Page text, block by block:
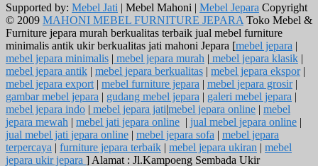
Supported by: Mebel Jati | Mebel Mahoni | Mebel Jepara Copyright
© 2009 MAHONI MEBEL FURNITURE JEPARA Toko Mebel &
Furniture jepara murah berkualitas terbaik jual mebel furniture
minimalis antik ukir berkualitas jati mahoni Jepara [mebel jepara |
mebel jepara minimalis | mebel jepara murah | mebel jepara klasik |
mebel jepara antik | mebel jepara berkualitas | mebel jepara ekspor|
mebel jepara export | mebel furniture jepara | mebel jepara grosir|
gambar mebel jepara | gudang mebel jepara | galeri mebel jepara |
mebel jepara indo | mebel jepara jati|mebel jepara online | mebel
jepara mewah | mebel jati jepara online | jual mebel jepara online |
jual mebel jati jepara online | mebel jepara sofa | mebel jepara
terpercaya | furniture jepara terbaik | mebel jepara ukiran | mebel
jepara ukir jepara ] Alamat : Jl.Kampoeng Sembada Ukir